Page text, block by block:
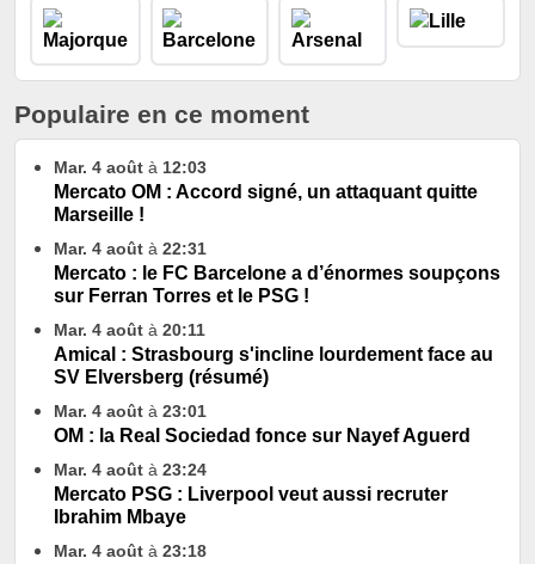
Populaire en ce moment
Mar. 4 août à 12:03
Mercato OM : Accord signé, un attaquant quitte
Marseille !
Mar. 4 août à 22:31
Mercato : le FC Barcelone a d’énormes soupçons
sur Ferran Torres et le PSG !
Mar. 4 août à 20:11
Amical : Strasbourg s'incline lourdement face au
SV Elversberg (résumé)
Mar. 4 août à 23:01
OM : la Real Sociedad fonce sur Nayef Aguerd
Mar. 4 août à 23:24
Mercato PSG : Liverpool veut aussi recruter
Ibrahim Mbaye
Mar. 4 août à 23:18